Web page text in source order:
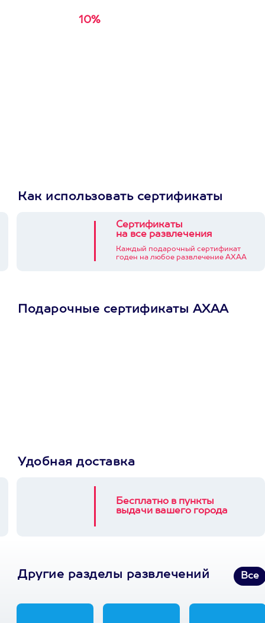
10%
Как использовать сертификаты
Сертификаты
на все развлечения
Каждый подарочный сертификат
годен на любое развлечение АХАА
Подарочные сертификаты АХАА
Удобная доставка
Бесплатно в пункты
выдачи вашего города
Другие разделы развлечений Все